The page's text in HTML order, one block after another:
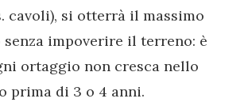
cavoli), si otterrà il massimo
impoverire il terreno: è
ortaggio non cresca nello
prima di 3 o 4 anni.